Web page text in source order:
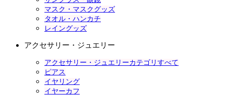
マスク・マスクグッズ
タオル・ハンカチ
レイングッズ
アクセサリー・ジュエリー
アクセサリー・ジュエリーカテゴリすべて
ピアス
イヤリング
イヤーカフ